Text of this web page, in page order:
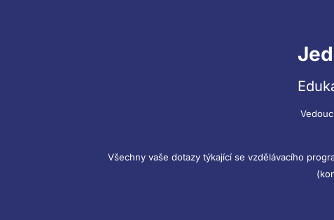
Všechny vaše dotazy týkající se vzdělávacího